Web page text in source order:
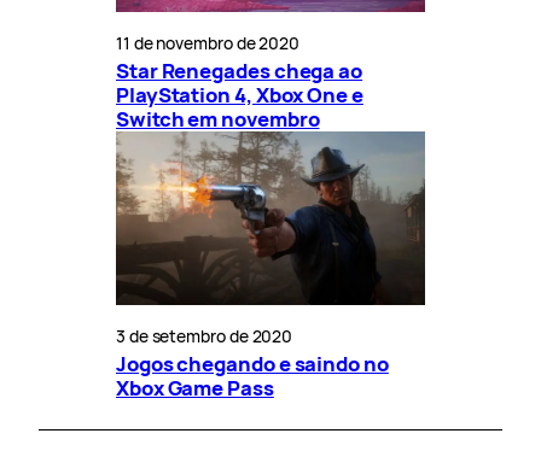
11 de novembro de 2020
Star Renegades chega ao
PlayStation 4, Xbox One e
Switch em novembro
3 de setembro de 2020
Jogos chegando e saindo no
Xbox Game Pass